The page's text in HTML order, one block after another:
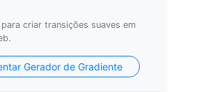
criar transições suaves em
Gerador de Gradiente